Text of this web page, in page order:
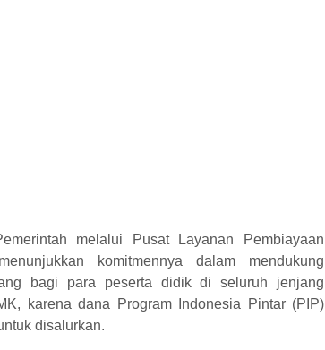
melalui Pusat Layanan Pembiayaan
komitmennya dalam mendukung
bagi para peserta didik di seluruh jenjang
karena dana Program Indonesia Pintar (PIP)
disalurkan.